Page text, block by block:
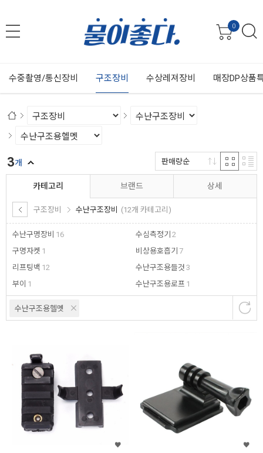
0
수중촬영/통신장비 구조장비 수상레져장비 매장DP상품
카테고리
구조장비 수난구조장비 (12개 카테고리)
수난구명장비 16
구명자켓 1
리프팅백 12
부이 1
수심측정기 2
비상용호흡기 7
수난구조용들것 3
수난구조용로프 1
브랜드 상세
수난구조용헬멧
3개 판매량순